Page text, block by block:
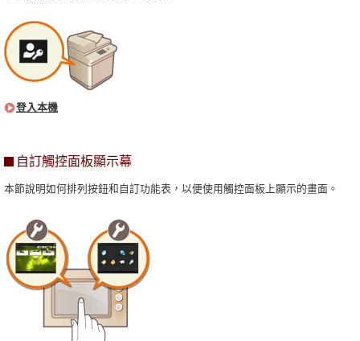
登入本機
自訂觸控面板顯示幕
本節說明如何排列按鈕和自訂功能表，以便使用觸控面板上顯示的畫面。